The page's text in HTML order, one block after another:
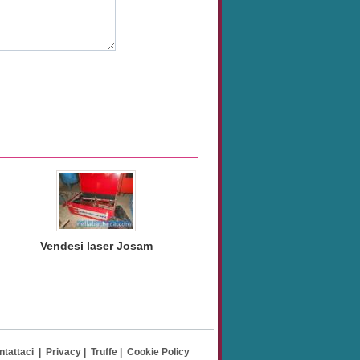
Vendesi laser Josam
Privacy Truffe Cookie Policy